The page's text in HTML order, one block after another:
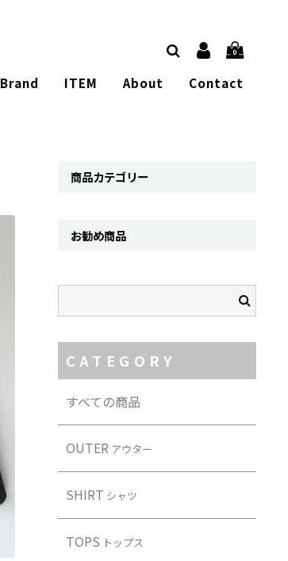
0
Brand ITEM About Contact
商品カテゴリー
お勧め商品
CATEGORY
すべての商品
OUTERアウター
SHIRT シャツ
TOPS トップス